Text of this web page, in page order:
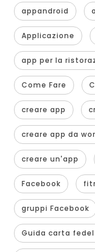
appandroid
Applicazione
app per la
Come Fare
creare app
creare app da
creare un'app
Facebook
gruppi Facebook
Guida carta